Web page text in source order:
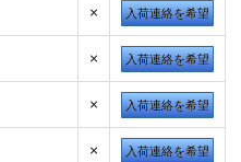
× 入荷連絡を希望
× 入荷連絡を希望
× 入荷連絡を希望
× 入荷連絡を希望